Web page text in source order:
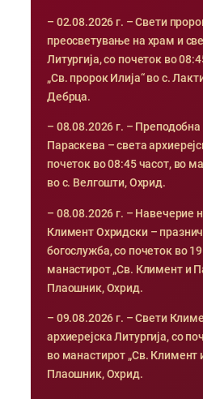
– 02.08.2026 г. – Свети
преосветување на храм и
Литургија, со почеток во
„Св. пророк Илија“ во с.
Дебрца.
– 08.08.2026 г. –
Параскева – света
почеток во 08:45 часот, во
во с. Велгошти, Охрид.
– 08.08.2026 г. – Навечерие
Климент Охридски –
богослужба, со почеток во
манастирот „Св. Климент и
Плаошник, Охрид.
– 09.08.2026 г. – Свети
архиерејска Литургија, со
во манастирот „Св. Климент
Плаошник, Охрид.